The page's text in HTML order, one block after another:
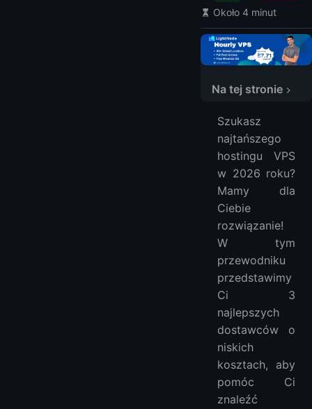
Około 4 minut
Na tej stronie
FAQ ｜ o Tanim VPS
Co to jest Tani VPS?
Więcej Tanie VPS
Szukasz
najtańszego
hostingu VPS
w 2026 roku?
Mamy dla
Ciebie
rozwiązanie!
W tym
przewodniku
przedstawimy
Ci 3
najlepszych
dostawców o
niskich
kosztach, aby
pomóc Ci
znaleźć